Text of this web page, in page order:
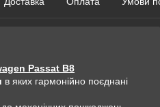
Passat B8
в яких гармонійно поєднані